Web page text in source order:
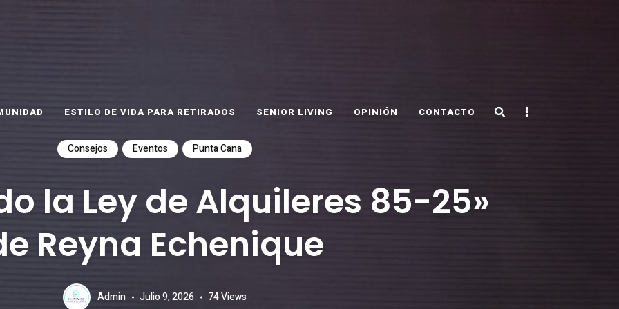
ESTILO DE VIDA PARA RETIRADOS SENIOR LIVING OPINIÓN CONTACTO SearchSidebar
Consejos Eventos Punta Cana
la Ley de Alquileres 85-25»
Reyna Echenique
Admin Julio 9, 2026 74Views